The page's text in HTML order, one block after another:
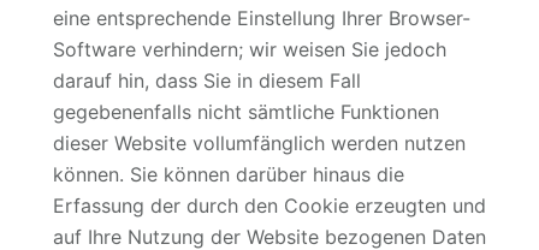
eine entsprechende Einstellung Ihrer Browser-
Software verhindern; wir weisen Sie jedoch
darauf hin, dass Sie in diesem Fall
gegebenenfalls nicht sämtliche Funktionen
dieser Website vollumfänglich werden nutzen
können. Sie können darüber hinaus die
Erfassung der durch den Cookie erzeugten und
auf Ihre Nutzung der Website bezogenen Daten